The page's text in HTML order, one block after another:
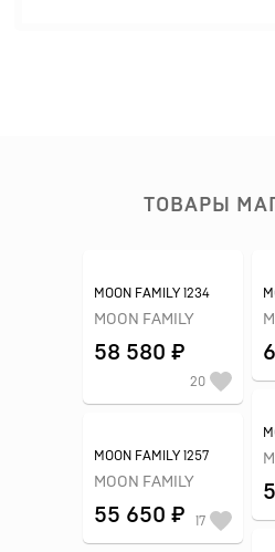
ТОВАРЫ
MOON FAMILY 1234
MOON FAMILY
58 580 ₽
20
MOON FAMILY 1257
MOON FAMILY
55 650 ₽ 17